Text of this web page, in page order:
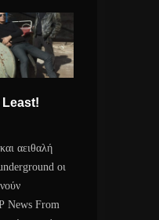
αειθαλή
οι
News From